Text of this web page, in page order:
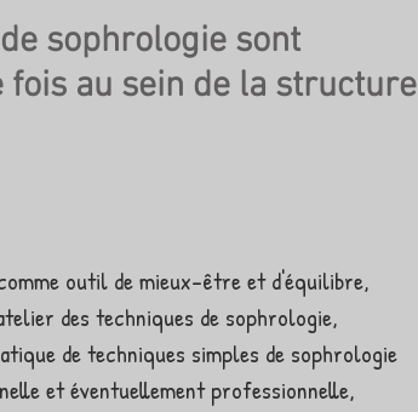
sophrologie sont
au sein de la structure
outil de mieux-être et d'équilibre,
des techniques de sophrologie,
de techniques simples de sophrologie
et éventuellement professionnelle,